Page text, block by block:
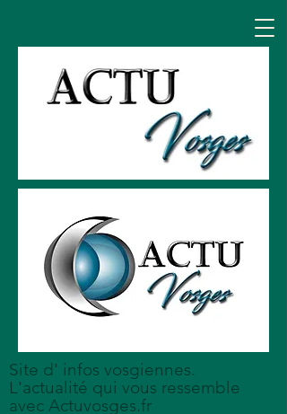
Site d' infos vosgiennes.
L'actualité qui vous ressemble
avec Actuvosges.fr